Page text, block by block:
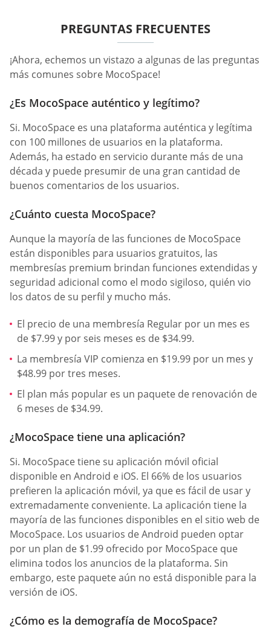
PREGUNTAS FRECUENTES
¡Ahora, echemos un vistazo a algunas de las preguntas
más comunes sobre MocoSpace!
¿Es MocoSpace auténtico y legítimo?
Si. MocoSpace es una plataforma auténtica y legítima
con 100 millones de usuarios en la plataforma.
Además, ha estado en servicio durante más de una
década y puede presumir de una gran cantidad de
buenos comentarios de los usuarios.
¿Cuánto cuesta MocoSpace?
Aunque la mayoría de las funciones de MocoSpace
están disponibles para usuarios gratuitos, las
membresías premium brindan funciones extendidas y
seguridad adicional como el modo sigiloso, quién vio
los datos de su perfil y mucho más.
El precio de una membresía Regular por un mes es
de $7.99 y por seis meses es de $34.99.
La membresía VIP comienza en $19.99 por un mes y
$48.99 por tres meses.
El plan más popular es un paquete de renovación de
6 meses de $34.99.
¿MocoSpace tiene una aplicación?
Si. MocoSpace tiene su aplicación móvil oficial
disponible en Android e iOS. El 66% de los usuarios
prefieren la aplicación móvil, ya que es fácil de usar y
extremadamente conveniente. La aplicación tiene la
mayoría de las funciones disponibles en el sitio web de
MocoSpace. Los usuarios de Android pueden optar
por un plan de $1.99 ofrecido por MocoSpace que
elimina todos los anuncios de la plataforma. Sin
embargo, este paquete aún no está disponible para la
versión de iOS.
¿Cómo es la demografía de MocoSpace?